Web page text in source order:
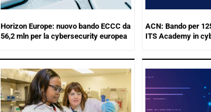
Horizon Europe: nuovo bando ECCC da
56,2 mln per la cybersecurity europea
ACN: Bando per
ITS Academy in